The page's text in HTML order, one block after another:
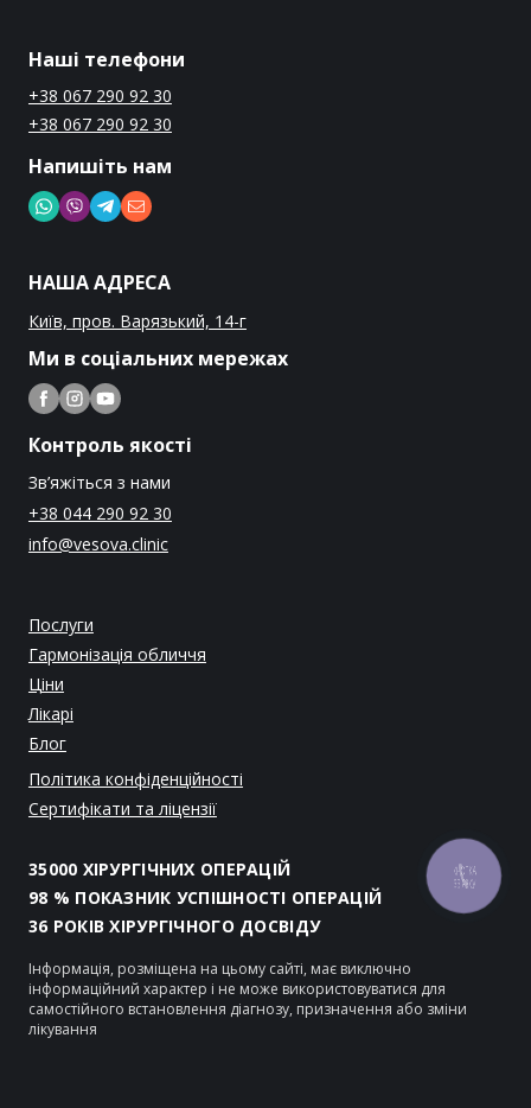
Наші телефони
+38 067 290 92 30
+38 067 290 92 30
Напишіть нам
НАША АДРЕСА
Київ, пров. Варязький, 14-г
Ми в соціальних мережах
Контроль якості
Зв’яжіться з нами
+38 044 290 92 30
info@vesova.clinic
Послуги
Гармонізація обличчя
Ціни
Лікарі
Блог
Політика конфіденційності
Сертифікати та ліцензії
35000 ХІРУРГІЧНИХ ОПЕРАЦІЙ
98 % ПОКАЗНИК УСПІШНОСТІ ОПЕРАЦІЙ
36 РОКІВ ХІРУРГІЧНОГО ДОСВІДУ
Інформація, розміщена на цьому сайті, має виключно
інформаційний характер і не може використовуватися для
самостійного встановлення діагнозу, призначення або зміни
лікування
КНОПКА
ЗВ'ЯЗКУ